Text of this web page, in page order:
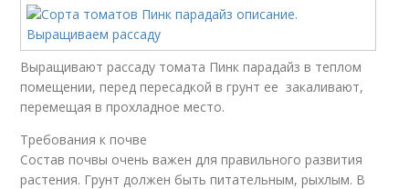
Выращивают рассаду томата Пинк парадайз в теплом
помещении, перед пересадкой в грунт ее закаливают,
перемещая в прохладное место.
Требования к почве
Состав почвы очень важен для правильного развития
растения. Грунт должен быть питательным, рыхлым. В